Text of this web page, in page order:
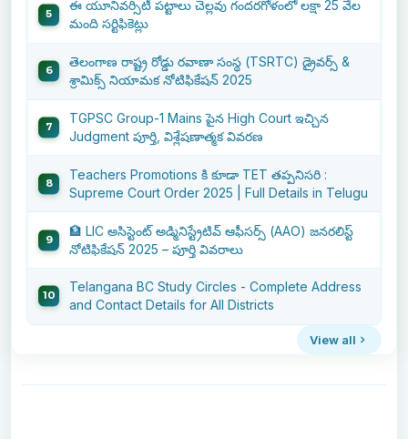
ఈ యూనివర్సిటీ పట్టాలు చెల్లవు గందరగోళంలో లక్షా 25 వేల
మంది సర్టిఫికెట్లు
తెలంగాణ రాష్ట్ర రోడ్డు రవాణా సంస్థ (TSRTC) డ్రైవర్స్ &
శ్రామిక్స్ నియామక నోటిఫికేషన్ 2025
TGPSC Group-1 Mains పైన High Court ఇచ్చిన
Judgment పూర్తి, విశ్లేషణాత్మక వివరణ
Teachers Promotions కి కూడా TET తప్పనిసరి :
Supreme Court Order 2025 | Full Details in Telugu
🏦 LIC అసిస్టెంట్ అడ్మినిస్ట్రేటివ్ ఆఫీసర్స్ (AAO) జనరలిస్ట్
నోటిఫికేషన్ 2025 – పూర్తి వివరాలు
Telangana BC Study Circles - Complete Address
and Contact Details for All Districts
View all